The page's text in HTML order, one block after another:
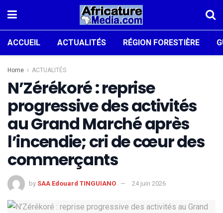
ACCUEIL ACTUALITÉS RÉGION FORESTIÈRE
Home ACTUALITÉS
N’Zérékoré : reprise
progressive des activités
au Grand Marché après
l’incendie; cri de cœur des
commerçants
by SAA Edouard TINGUIANO 24 juin 2026